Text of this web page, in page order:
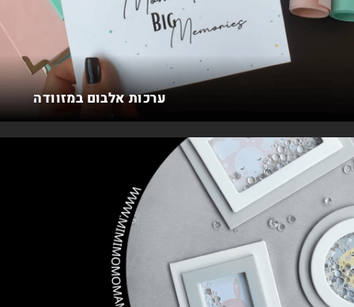
ערכות אלבום במזוודה